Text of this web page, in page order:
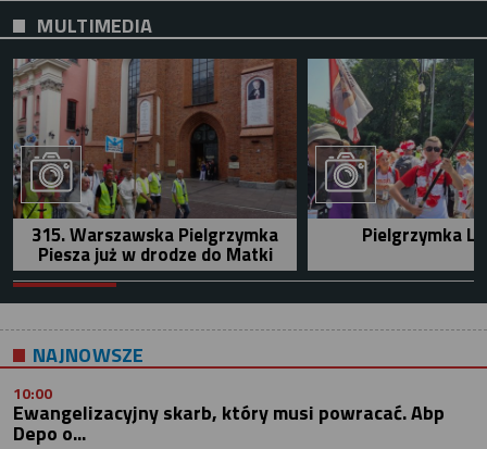
MULTIMEDIA
315. Warszawska Pielgrzymka
Piesza już w drodze do Matki
Pielgrzymka
NAJNOWSZE
10:00
Ewangelizacyjny skarb, który musi powracać. Abp
Depo o...